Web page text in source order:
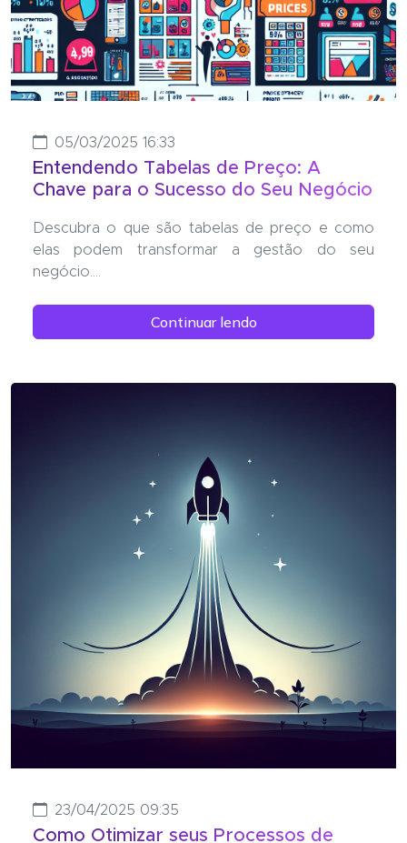
05/03/2025 16:33
Entendendo Tabelas de Preço: A
Chave para o Sucesso do Seu Negócio
Descubra o que são tabelas de preço e como
elas podem transformar a gestão do seu
negócio....
Continuar lendo
23/04/2025 09:35
Como Otimizar seus Processos de